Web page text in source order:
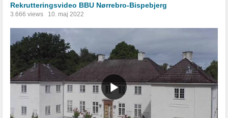
Rekrutteringsvideo BBU Nørrebro-Bispebjerg
3.666 views 10. maj 2022